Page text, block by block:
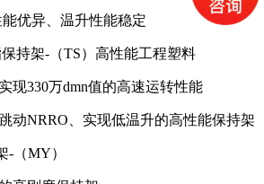
优异、温升性能稳定
持架-（TS）高性能工程塑料
现330万dmn值的高速运转性能
动NRRO、实现低温升的高性能保持架
-（MY）